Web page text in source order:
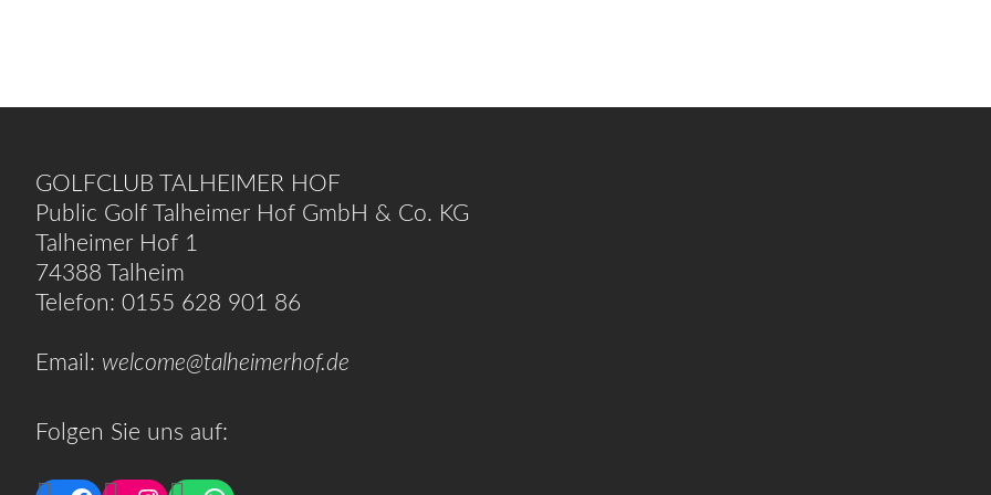
GOLFCLUB TALHEIMER HOF
Public Golf Talheimer Hof GmbH & Co. KG
Talheimer Hof 1
74388 Talheim
Telefon: 0155 628 901 86
Email: welcome@talheimerhof.de
Folgen Sie uns auf: